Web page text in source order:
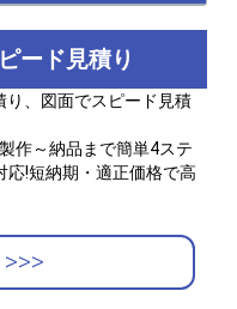
ード見積り
り、図面でスピード見積
作～納品まで簡単4ステ
応!短納期・適正価格で高